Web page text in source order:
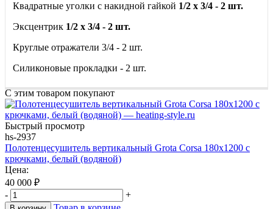
Квадратные уголки с накидной гайкой 1/2 х 3/4 - 2 шт.
Эксцентрик 1/2 х 3/4 - 2 шт.
Круглые отражатели 3/4 - 2 шт.
Силиконовые прокладки - 2 шт.
С этим товаром покупают
Быстрый просмотр
hs-2937
Полотенцесушитель вертикальный Grota Corsa 180х1200 с
крючками, белый (водяной)
Цена:
40 000 ₽
-
+